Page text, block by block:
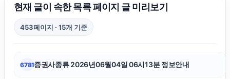
동작하수구막힘
부산흥신소
현재 글이 속한 목록 페이지 글 미리보기
453페이지 · 15개 기준
6781증권사종류 2026년06월04일 06시13분 정보안내